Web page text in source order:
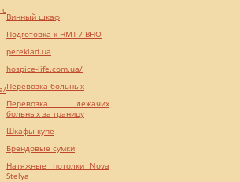
Винный шкаф
Подготовка к НМТ / ВНО
pereklad.ua
hospice-life.com.ua/
Перевозка больных
Перевозка лежачих
больных за границу
Шкафы купе
Брендовые сумки
Натяжные потолки Nova
Stelya